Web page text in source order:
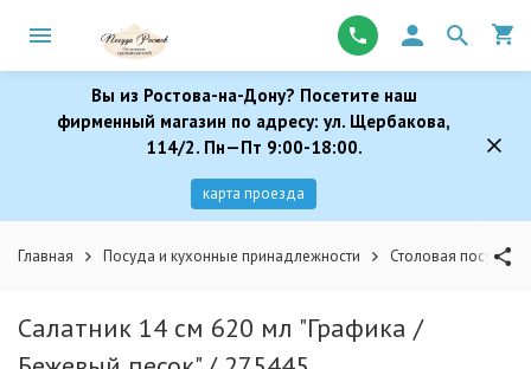
Вы из Ростова-на-Дону? Посетите наш
фирменный магазин по адресу: ул. Щербакова,
114/2. Пн—Пт 9:00-18:00.
карта проезда
Главная Посуда и кухонные принадлежности Столовая посуда
Салатник 14 см 620 мл "Графика /